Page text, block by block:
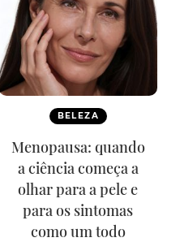
BELEZA
Menopausa: quando
a ciência começa a
olhar para a pele e
para os sintomas
como um todo